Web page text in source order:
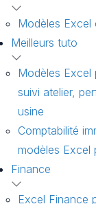
Modèles Excel
Meilleurs tuto
Modèles Excel
suivi atelier,
usine
Comptabilité
modèles Excel
Finance
Excel Finance